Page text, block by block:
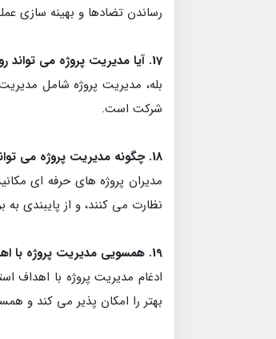
رساندن تضادها و بهینه سازی
17. آیا مدیریت پروژه می تواند روابط تامین کننده و فروشنده را برای شرکت تولید کاغذ من بهبود بخشد؟
بله، مدیریت پروژه شامل
شرکت است.
18. چگونه مدیریت پروژه می تواند کنترل و حاکمیت پروژه را در شرکت من بهبود بخشد؟
نظارت می کنند، و از پایبندی
19. همسویی مدیریت پروژه با اهداف استراتژیک چه مزایایی دارد؟
ادغام مدیریت پروژه با اهداف
بهتر را امکان پذیر می کند و